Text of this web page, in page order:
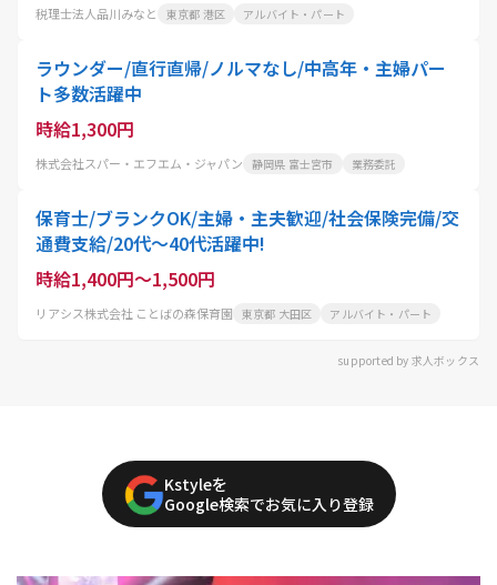
税理士法人品川みなと 東京都 港区 アルバイト・パート
ラウンダー/直行直帰/ノルマなし/中高年・主婦パー
ト多数活躍中
時給1,300円
株式会社スパー・エフエム・ジャパン 静岡県 富士宮市 業務委託
保育士/ブランクOK/主婦・主夫歓迎/社会保険完備/交
通費支給/20代～40代活躍中!
時給1,400円～1,500円
リアシス株式会社 ことばの森保育園 東京都 大田区 アルバイト・パート
supported by 求人ボックス
Kstyleを
Google検索でお気に入り登録